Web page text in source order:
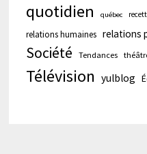
quotidien québec
relations humaines relations
Société Tendances
Télévision yulblog